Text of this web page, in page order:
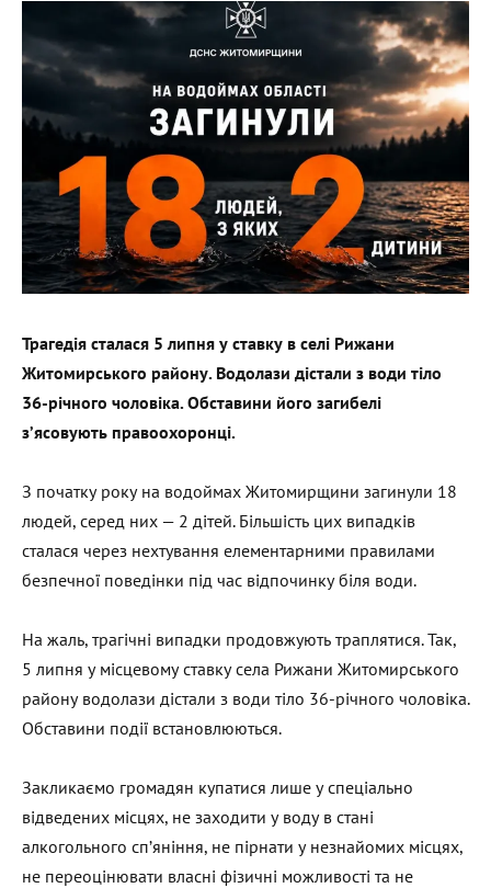
Трагедія сталася 5 липня у ставку в селі Рижани
Житомирського району. Водолази дістали з води тіло
36-річного чоловіка. Обставини його загибелі
з’ясовують правоохоронці.
З початку року на водоймах Житомирщини загинули 18
людей, серед них — 2 дітей. Більшість цих випадків
сталася через нехтування елементарними правилами
безпечної поведінки під час відпочинку біля води.
На жаль, трагічні випадки продовжують траплятися. Так,
5 липня у місцевому ставку села Рижани Житомирського
району водолази дістали з води тіло 36-річного чоловіка.
Обставини події встановлюються.
Закликаємо громадян купатися лише у спеціально
відведених місцях, не заходити у воду в стані
алкогольного сп’яніння, не пірнати у незнайомих місцях,
не переоцінювати власні фізичні можливості та не